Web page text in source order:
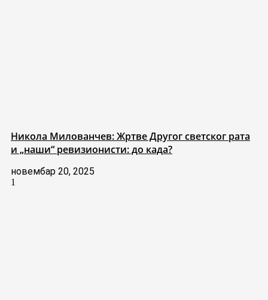
Никола Милованчев: Жртве Другог светског рата
и „наши“ ревизионисти: до када?
новембар 20, 2025